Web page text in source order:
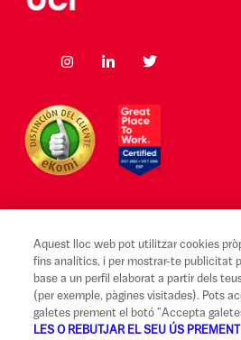
Avís legal i Condicions d'ús
Canal Alerta Ètica
Reclamacions
Aquest lloc web pot utilitzar cookies
fins analítics, i per mostrar-te publicitat
base a un perfil elaborat a partir dels
(per exemple, pàgines visitades). Pots
galetes prement el botó "Accepta
LES O REBUTJAR EL SEU ÚS PREMENT